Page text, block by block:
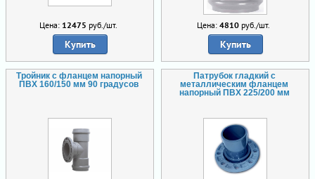
Цена: 12475 руб./шт.
Купить
Цена: 4810 руб./шт.
Купить
Тройник с фланцем напорный
ПВХ 160/150 мм 90 градусов
Патрубок гладкий с
металлическим фланцем
напорный ПВХ 225/200 мм